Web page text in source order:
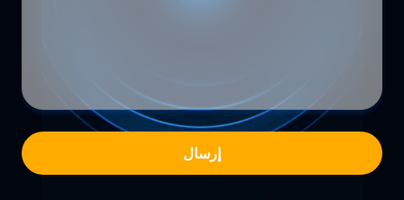
إرسال